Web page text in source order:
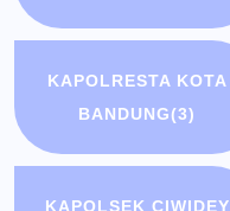
KAPOLRESTA KOTA
BANDUNG(3)
KAPOLSEK CIWIDEY